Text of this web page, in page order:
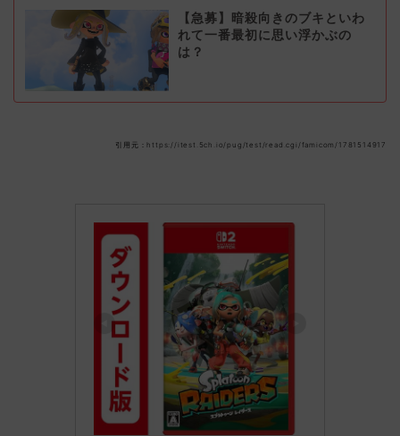
【急募】暗殺向きのブキといわ
れて一番最初に思い浮かぶの
は？
引用元：https://itest.5ch.io/pug/test/read.cgi/famicom/1781514917